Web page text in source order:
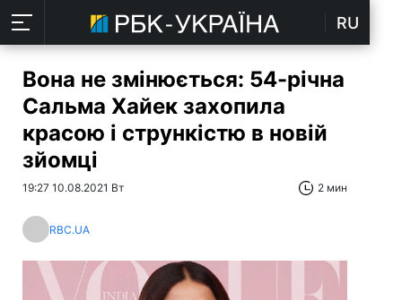
RU
Вона не змінюється: 54-річна
Сальма Хайек захопила
красою і стрункістю в новій
зйомці
19:27 10.08.2021 Вт 2 мин
RBC.UA